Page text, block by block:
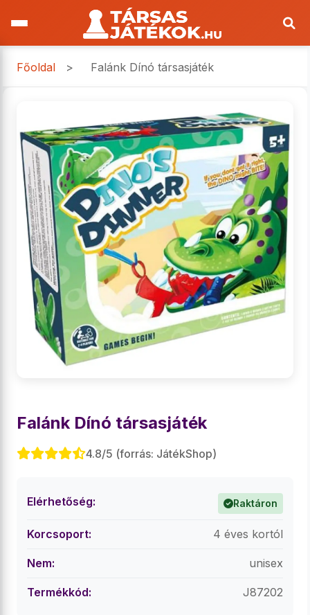
Főoldal > Falánk Dínó társasjáték
Falánk Dínó társasjáték
4.8/5 (forrás: JátékShop)
Elérhetőség: Raktáron
Korcsoport: 4 éves kortól
Nem: unisex
Termékkód: J87202